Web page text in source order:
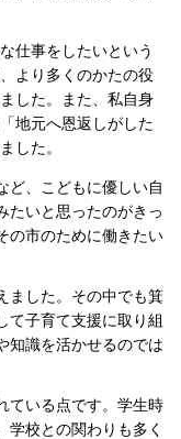
仕事をしたいという
より多くのかたの役
した。また、私自身
地元へ恩返しがした
した。
、こどもに優しい自
たいと思ったのがきっ
の市のために働きたい
ました。その中でも箕
て子育て支援に取り組
知識を活かせるのでは
ている点です。学生時
学校との関わりも多く